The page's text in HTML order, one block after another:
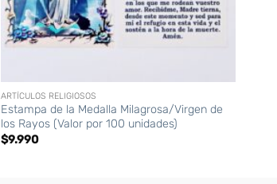
ARTÍCULOS RELIGIOSOS
Estampa de la Medalla Milagrosa/Virgen de
los Rayos (Valor por 100 unidades)
$9.990